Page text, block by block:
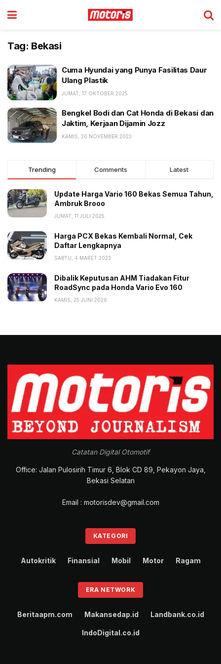
Tag: Bekasi
Cuma Hyundai yang Punya Fasilitas Daur
Ulang Plastik
JUMAT, 17 OKTOBER 2025
Bengkel Bodi dan Cat Honda di Bekasi dan
Jaktim, Kerjaan Dijamin Jozz
KAMIS, 30 NOVEMBER 2023
Trending Comments Latest
Update Harga Vario 160 Bekas Semua Tahun,
Ambruk Brooo
JUMAT, 11 JULI 2025
Harga PCX Bekas Kembali Normal, Cek
Daftar Lengkapnya
SABTU, 4 MARET 2023
Dibalik Keputusan AHM Tiadakan Fitur
RoadSync pada Honda Vario Evo 160
KAMIS, 25 JUNI 2026
Catatan Digital Otomotif
Office: Jalan Pulosirih Timur 6, Blok CD 89, Pekayon Jaya,
Bekasi Selatan
Email : motorisdev@gmail.com
KATEGORI
Autokritik Finansial Mobil Motor Ragam
ERA NETWORK
Beritaapm.com Makansedap.id Landbank.co.id
IndoDigital.co.id